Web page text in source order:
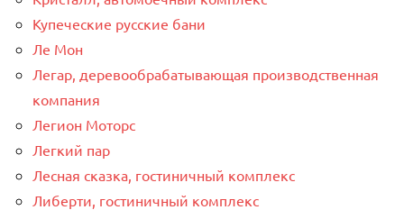
Купеческие русские бани
Ле Мон
Легар, деревообрабатывающая производственная
компания
Легион Моторс
Легкий пар
Лесная сказка, гостиничный комплекс
Либерти, гостиничный комплекс